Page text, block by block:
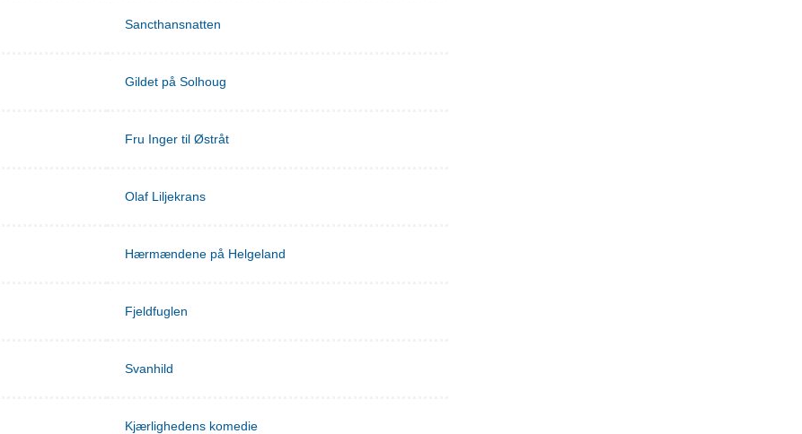
Sancthansnatten
Gildet på Solhoug
Fru Inger til Østråt
Olaf Liljekrans
Hærmændene på Helgeland
Fjeldfuglen
Svanhild
Kjærlighedens komedie